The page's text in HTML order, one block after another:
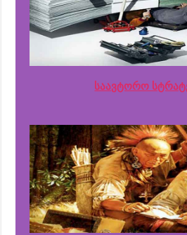
საავტორო